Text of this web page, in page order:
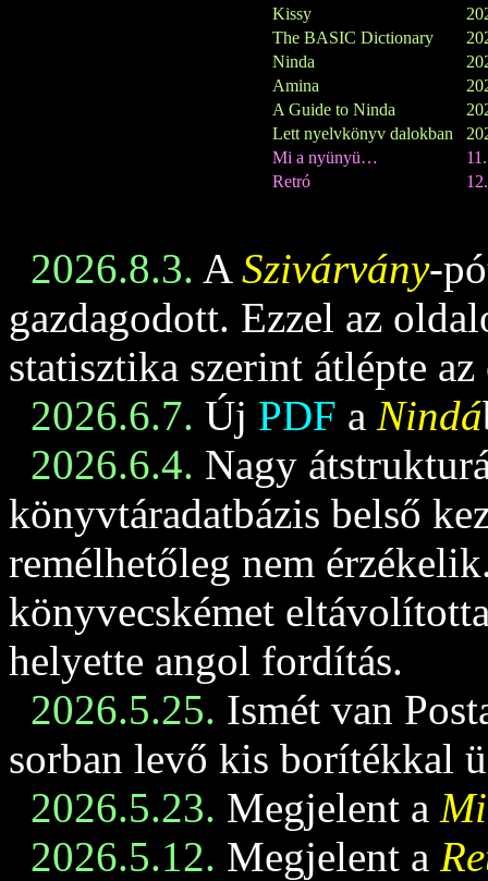
Kissy
The BASIC Dictionary
Ninda
Amina
A Guide to Ninda
Lett nyelvkönyv dalokban
Mi a nyünyü…
Retró
2026.8.3. A Szivárvány-
gazdagodott. Ezzel az
statisztika szerint átlépte
2026.6.7. Új PDF a Nindá
2026.6.4. Nagy
könyvtáradatbázis belső
remélhetőleg nem
könyvecskémet
helyette angol fordítás.
2026.5.25. Ismét van
sorban levő kis borítékkal
2026.5.23. Megjelent a
2026.5.12. Megjelent a